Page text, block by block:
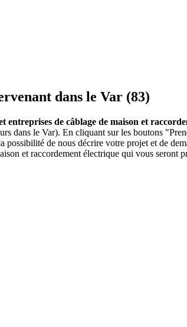
dans le Var (83)
entreprises de câblage de maison et
dans le Var). En cliquant sur les boutons
de nous décrire votre projet et de
et raccordement électrique qui vous seront